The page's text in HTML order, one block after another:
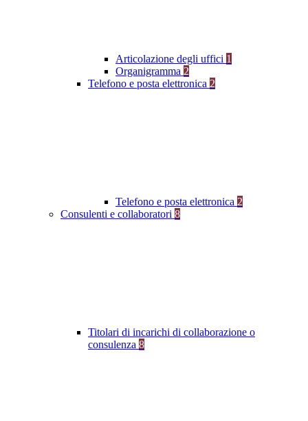
Articolazione degli uffici 1
Organigramma 2
Telefono e posta elettronica 2
Telefono e posta elettronica 2
Consulenti e collaboratori 8
Titolari di incarichi di collaborazione o
consulenza 8